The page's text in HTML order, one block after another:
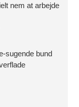
nem at arbejde
sugende bund